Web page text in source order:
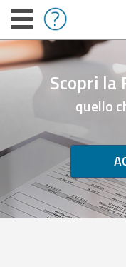
Scopri la
quello